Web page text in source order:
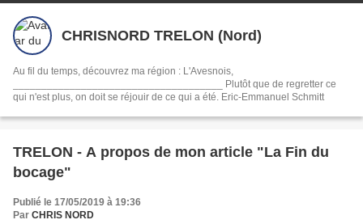
CHRISNORD TRELON (Nord)
Au fil du temps, découvrez ma région : L'Avesnois,
_____________________________________ Plutôt que de regretter ce
qui n'est plus, on doit se réjouir de ce qui a été. Eric-Emmanuel Schmitt
TRELON - A propos de mon article "La Fin du
bocage"
Publié le 17/05/2019 à 19:36
Par CHRIS NORD